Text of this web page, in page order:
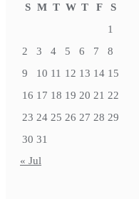
S M T W T F
S
1
2
3 4 5 6 7
8
9
10 11 12 13 14 15
16 17 18 19 20 21 22
23 24 25 26 27 28 29
30 31
« Jul